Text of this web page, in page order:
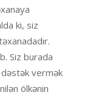
ki, siz
Siz burada
dəstək vermək
ölkənin